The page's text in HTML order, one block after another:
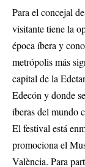
Para el concejal
visitante tiene la
época íbera y
metrópolis más
capital de la
Edecón y donde
íberas del mundo
El festival está
promociona el
València. Para